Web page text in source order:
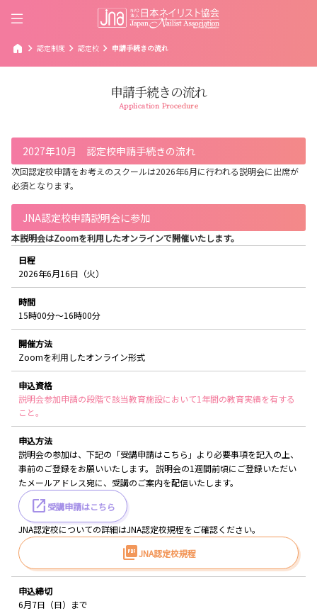
home chevron_right 認定制度 chevron_right 認定校 chevron_right 申請手続きの流れ
申請手続きの流れ
Application Procedure
2027年10月 認定校申請手続きの流れ
次回認定校申請をお考えのスクールは2026年6月に行われる説明会に出席が
必須となります。
JNA認定校申請説明会に参加
本説明会はZoomを利用したオンラインで開催いたします。
日程
2026年6月16日（火）
時間
15時00分〜16時00分
開催方法
Zoomを利用したオンライン形式
申込資格
説明会参加申請の段階で該当教育施設において1年間の教育実績を有する
こと。
申込方法
説明会の参加は、下記の「受講申請はこちら」より必要事項を記入の上、
事前のご登録をお願いいたします。 説明会の1週間前頃にご登録いただい
たメールアドレス宛に、受講のご案内を配信いたします。
受講申請はこちら
JNA認定校についての詳細はJNA認定校規程をご確認ください。
JNA認定校規程
申込締切
6月7日（日）まで